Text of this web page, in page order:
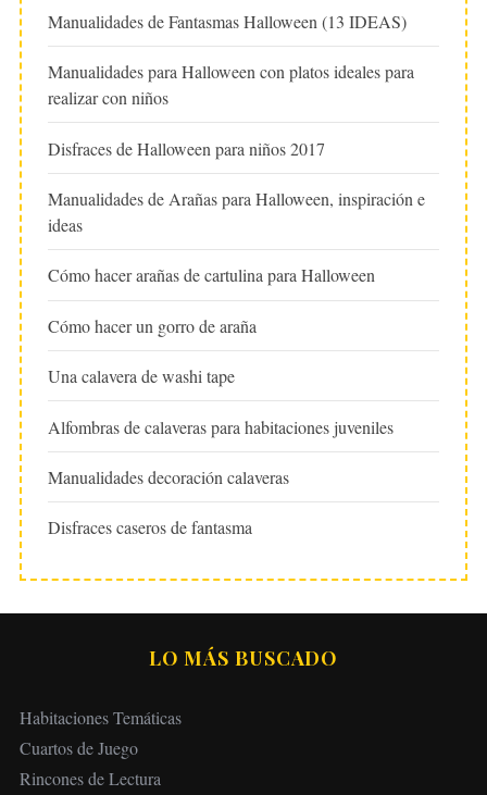
Manualidades de Fantasmas Halloween (13 IDEAS)
Manualidades para Halloween con platos ideales para
realizar con niños
Disfraces de Halloween para niños 2017
Manualidades de Arañas para Halloween, inspiración e
ideas
Cómo hacer arañas de cartulina para Halloween
Cómo hacer un gorro de araña
Una calavera de washi tape
Alfombras de calaveras para habitaciones juveniles
Manualidades decoración calaveras
Disfraces caseros de fantasma
LO MÁS BUSCADO
Habitaciones Temáticas
Cuartos de Juego
Rincones de Lectura